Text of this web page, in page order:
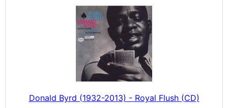
Donald Byrd (1932-2013) - Royal Flush (CD)